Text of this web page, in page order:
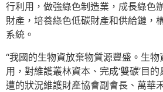
行利用，做強綠色制造業，成長綠色
財產，培養綠色低碳財產和供給鏈，
系統。
“我國的生物資放棄物質源豐盛。生
用，對維護叢林資本、完成‘雙碳’目
遭的狀況維護財產協會副會長、萬華